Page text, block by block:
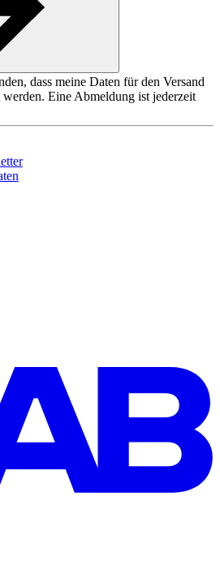
dass meine Daten für den Versand
werden. Eine Abmeldung ist jederzeit